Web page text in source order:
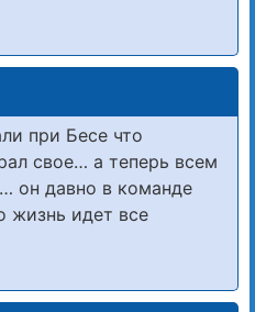
при Бесе что
свое… а теперь всем
он давно в команде
жизнь идет все